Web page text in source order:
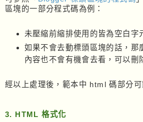
區塊的一部分程式碼為例：
未壓縮前縮排使用的皆為空白字
如果不會去動標頭區塊的話，那
內容也不會有機會去看，可以刪
經以上處理後，範本中 html 碼部分可
3. HTML 格式化